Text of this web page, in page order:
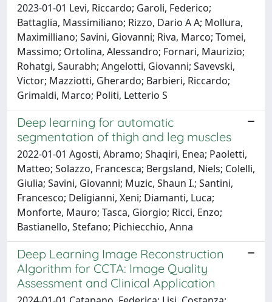
2023-01-01 Levi, Riccardo; Garoli, Federico;
Battaglia, Massimiliano; Rizzo, Dario A A; Mollura,
Maximilliano; Savini, Giovanni; Riva, Marco; Tomei,
Massimo; Ortolina, Alessandro; Fornari, Maurizio;
Rohatgi, Saurabh; Angelotti, Giovanni; Savevski,
Victor; Mazziotti, Gherardo; Barbieri, Riccardo;
Grimaldi, Marco; Politi, Letterio S
Deep learning for automatic
segmentation of thigh and leg muscles
2022-01-01 Agosti, Abramo; Shaqiri, Enea; Paoletti,
Matteo; Solazzo, Francesca; Bergsland, Niels; Colelli,
Giulia; Savini, Giovanni; Muzic, Shaun I.; Santini,
Francesco; Deligianni, Xeni; Diamanti, Luca;
Monforte, Mauro; Tasca, Giorgio; Ricci, Enzo;
Bastianello, Stefano; Pichiecchio, Anna
Deep Learning Image Reconstruction
Algorithm for CCTA: Image Quality
Assessment and Clinical Application